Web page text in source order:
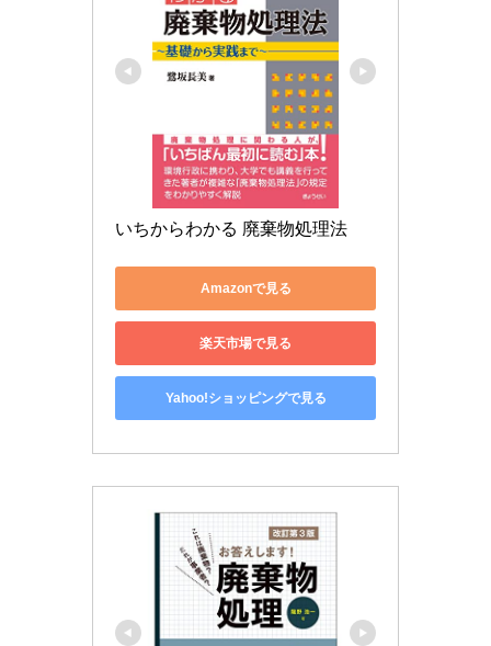
いちからわかる 廃棄物処理法
Amazonで見る
楽天市場で見る
Yahoo!ショッピングで見る